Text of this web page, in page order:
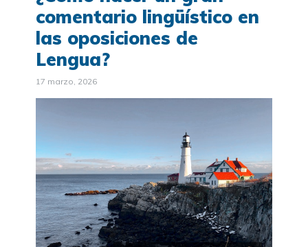
comentario lingüístico en
las oposiciones de
Lengua?
17 marzo, 2026